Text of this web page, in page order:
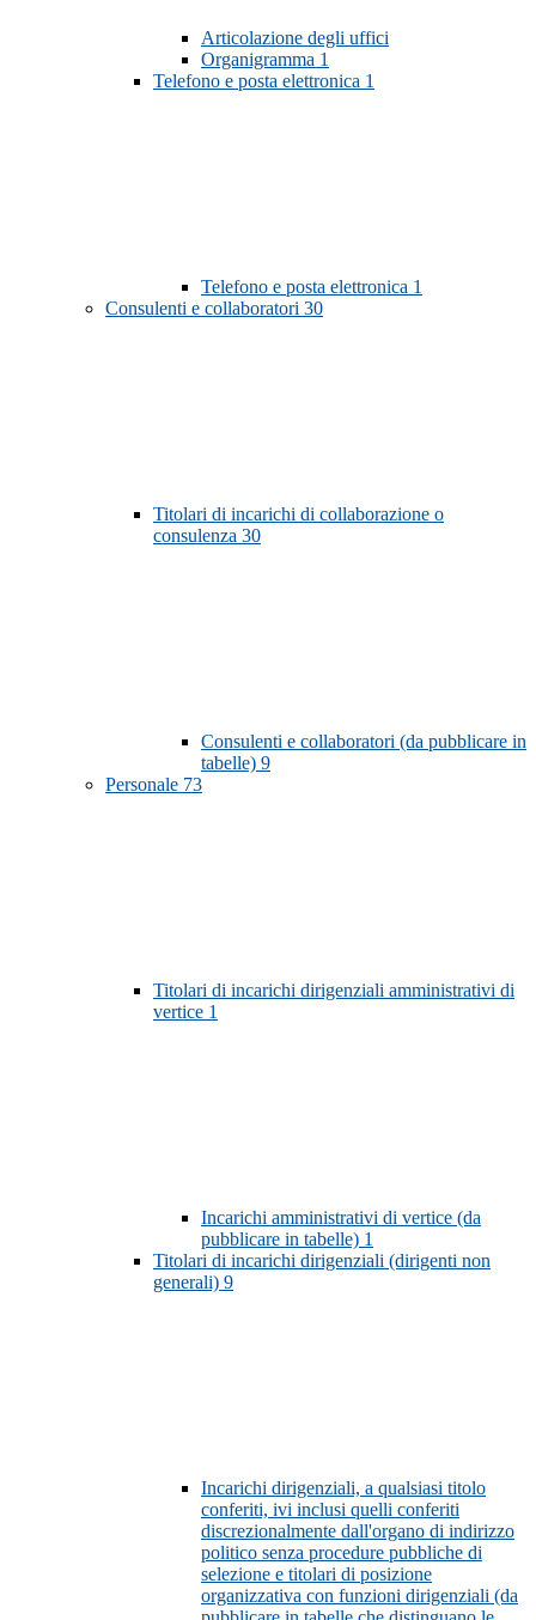
Articolazione degli uffici
Organigramma 1
Telefono e posta elettronica 1
Telefono e posta elettronica 1
Consulenti e collaboratori 30
Titolari di incarichi di collaborazione o
consulenza 30
Consulenti e collaboratori (da pubblicare in
tabelle) 9
Personale 73
Titolari di incarichi dirigenziali amministrativi di
vertice 1
Incarichi amministrativi di vertice (da
pubblicare in tabelle) 1
Titolari di incarichi dirigenziali (dirigenti non
generali) 9
Incarichi dirigenziali, a qualsiasi titolo
conferiti, ivi inclusi quelli conferiti
discrezionalmente dall'organo di indirizzo
politico senza procedure pubbliche di
selezione e titolari di posizione
organizzativa con funzioni dirigenziali (da